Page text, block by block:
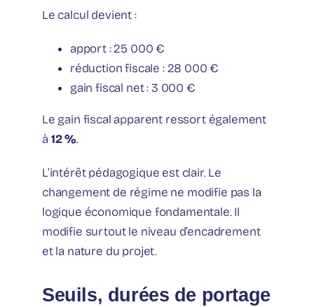
Le calcul devient :
apport : 25 000 €
réduction fiscale : 28 000 €
gain fiscal net : 3 000 €
Le gain fiscal apparent ressort également
à12 %.
L’intérêt pédagogique est clair. Le
changement de régime ne modifie pas la
logique économique fondamentale. Il
modifie surtout le niveau d’encadrement
et la nature du projet.
Seuils, durées de portage